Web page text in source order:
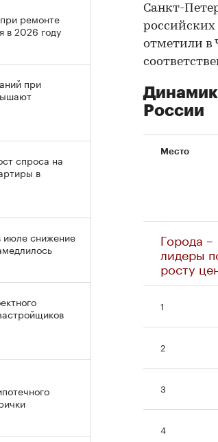
Санкт-
отметили в
России
Место
Города –
лидеры
росту
1
2
3
4
ремонте
в 2026 году
при
спроса на
в
июле снижение